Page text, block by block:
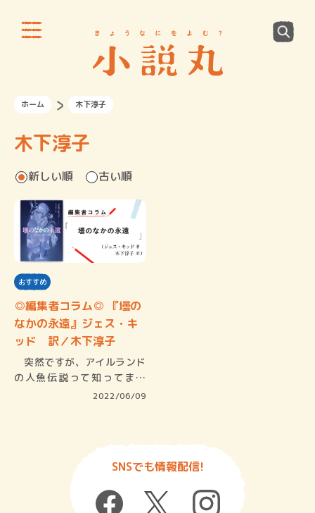
ホーム 木下淳子
木下淳子
新しい順 古い順
おすすめ
◎編集者コラム◎ 『壜の
なかの永遠』ジェス・キ
ッド 訳／木下淳子
突然ですが、アイルランド
の人魚伝説って知ってます
2022/06/09
SNSでも情報配信!